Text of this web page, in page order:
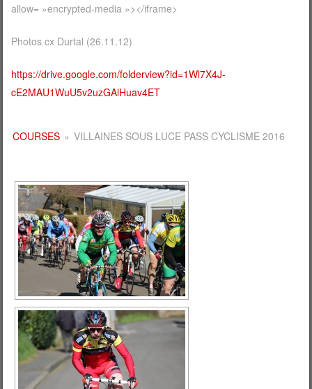
allow= »encrypted-media »></iframe>
Photos cx Durtal (26.11.12)
https://drive.google.com/folderview?id=1Wl7X4J-
cE2MAU1WuU5v2uzGAlHuav4ET
COURSES » VILLAINES SOUS LUCE PASS CYCLISME 2016